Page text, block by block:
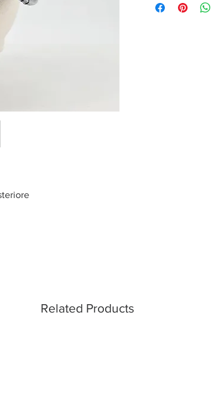
Pagamenti sicuri con
Related Products